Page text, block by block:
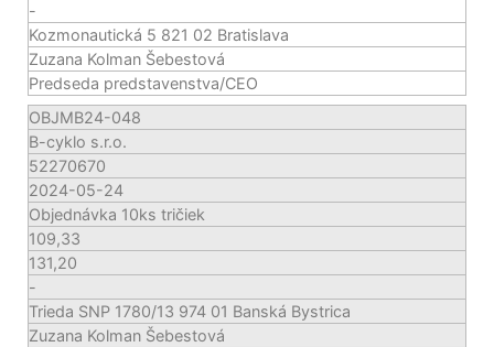
-
Kozmonautická 5 821 02 Bratislava
Zuzana Kolman Šebestová
Predseda predstavenstva/CEO
OBJMB24-048
B-cyklo s.r.o.
52270670
2024-05-24
Objednávka 10ks tričiek
109,33
131,20
-
Trieda SNP 1780/13 974 01 Banská Bystrica
Zuzana Kolman Šebestová